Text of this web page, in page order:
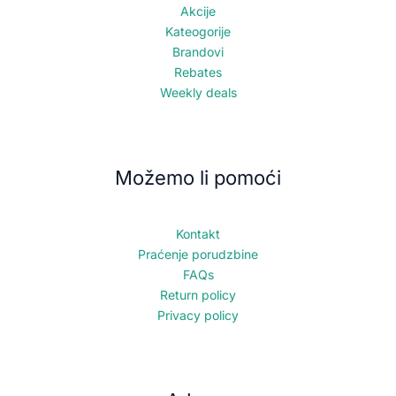
Akcije
Kateogorije
Brandovi
Rebates
Weekly deals
Možemo li pomoći
Kontakt
Praćenje porudzbine
FAQs
Return policy
Privacy policy